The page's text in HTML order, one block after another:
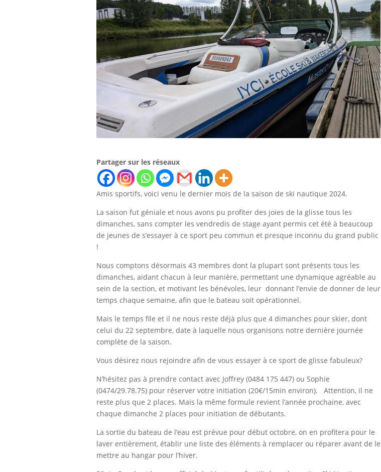
Partager sur les réseaux
Amis sportifs, voici venu le dernier mois de la saison de ski nautique 2024.
La saison fut géniale et nous avons pu profiter des joies de la glisse tous les
dimanches, sans compter les vendredis de stage ayant permis cet été à beaucoup
de jeunes de s’essayer à ce sport peu commun et presque inconnu du grand public
!
Nous comptons désormais 43 membres dont la plupart sont présents tous les
dimanches, aidant chacun à leur manière, permettant une dynamique agréable au
sein de la section, et motivant les bénévoles, leur donnant l’envie de donner de leur
temps chaque semaine, afin que le bateau soit opérationnel.
Mais le temps file et il ne nous reste déjà plus que 4 dimanches pour skier, dont
celui du 22 septembre, date à laquelle nous organisons notre dernière journée
complète de la saison.
Vous désirez nous rejoindre afin de vous essayer à ce sport de glisse fabuleux?
N’hésitez pas à prendre contact avec Joffrey (0484 175 447) ou Sophie
(0474/29.78.75) pour réserver votre initiation (20€/15min environ). Attention, il ne
reste plus que 2 places. Mais la même formule revient l’année prochaine, avec
chaque dimanche 2 places pour initiation de débutants.
La sortie du bateau de l’eau est prévue pour début octobre, on en profitera pour le
laver entièrement, établir une liste des éléments à remplacer ou réparer avant de le
mettre au hangar pour l’hiver.